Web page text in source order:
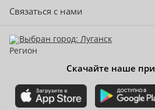
Связаться с нами
Выбран город: Луганск
Скачайте наше